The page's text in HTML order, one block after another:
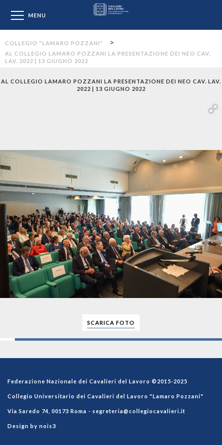
MENU
COLLEGIO "LAMARO POZZANI" >
AL COLLEGIO LAMARO POZZANI LA PRESENTAZIONE DEI NEO CAV.
LAV. 2022 | 13 GIUGNO 2022
AL COLLEGIO LAMARO POZZANI LA PRESENTAZIONE DEI NEO CAV. LAV.
2022 | 13 GIUGNO 2022
SCARICA FOTO
Federazione Nazionale dei Cavalieri del Lavoro ©2015-2025
Collegio Universitario dei Cavalieri del Lavoro "Lamaro Pozzani"
Via Saredo 74, 00173 Roma - segreteria@collegiocavalieri.it
Design by nois3